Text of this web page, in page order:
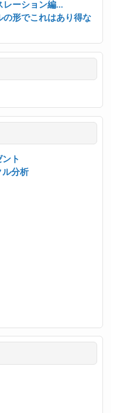
ーション編...
形でこれはあり得な
ト
ル分析